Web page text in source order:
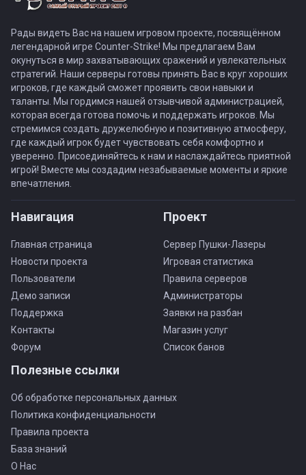
Рады видеть Вас на нашем игровом проекте, посвящённом
легендарной игре Counter-Strike! Мы предлагаем Вам
окунуться в мир захватывающих сражений и увлекательных
стратегий. Наши серверы готовы принять Вас в круг хороших
игроков, где каждый сможет проявить свои навыки и
таланты. Мы гордимся нашей отзывчивой администрацией,
которая всегда готова помочь и поддержать игроков. Мы
стремимся создать дружелюбную и позитивную атмосферу,
где каждый игрок будет чувствовать себя комфортно и
уверенно. Присоединяйтесь к нам и наслаждайтесь приятной
игрой! Вместе мы создадим незабываемые моменты и яркие
впечатления.
Навигация
Главная страница
Новости проекта
Пользователи
Демо записи
Поддержка
Контакты
Форум
Проект
Сервер Пушки-Лазеры
Игровая статистика
Правила серверов
Администраторы
Заявки на разбан
Магазин услуг
Список банов
Полезные ссылки
Об обработке персональных данных
Политика конфиденциальности
Правила проекта
База знаний
О Нас